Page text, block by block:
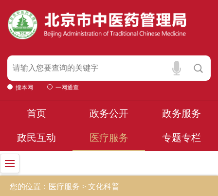
搜本网 一网通查
首页 政务公开 政务服务
政民互动 医疗服务 专题专栏
您的位置：医疗服务 > 文化科普